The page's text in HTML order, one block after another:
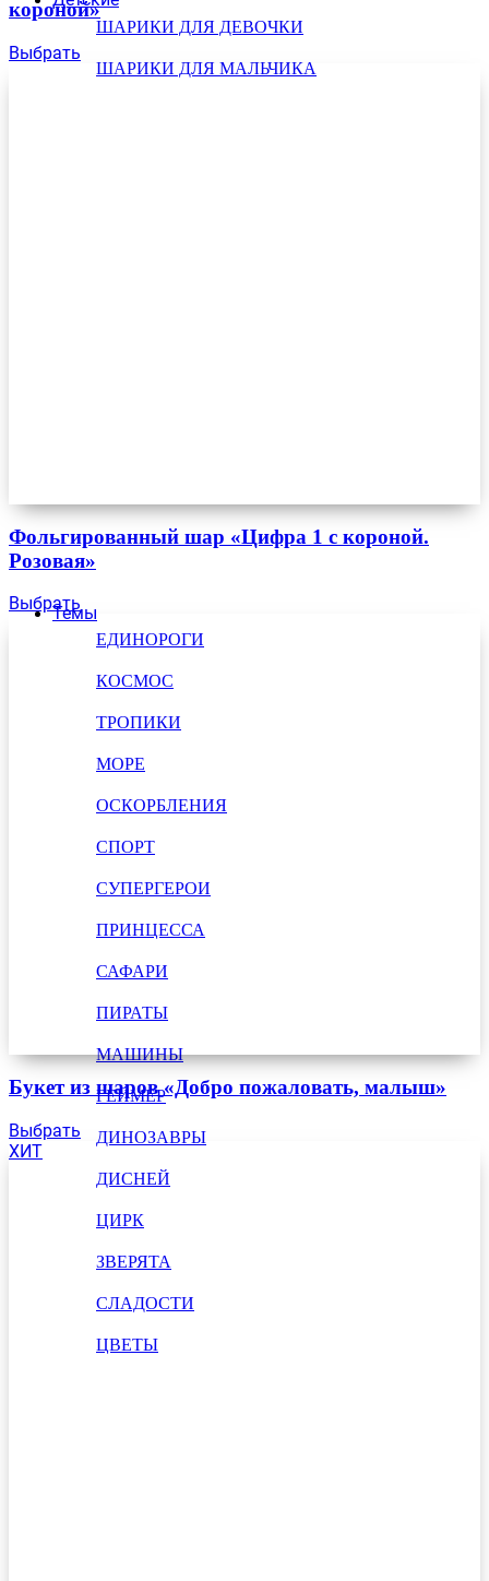
ШАРИКИ ДЛЯ ДЕВОЧКИ
ШАРИКИ ДЛЯ МАЛЬЧИКА
Темы
ЕДИНОРОГИ
КОСМОС
ТРОПИКИ
МОРЕ
ОСКОРБЛЕНИЯ
СПОРТ
СУПЕРГЕРОИ
ПРИНЦЕССА
САФАРИ
ПИРАТЫ
МАШИНЫ
ГЕЙМЕР
ДИНОЗАВРЫ
ДИСНЕЙ
ЦИРК
ЗВЕРЯТА
СЛАДОСТИ
ЦВЕТЫ
короной»
Выбрать
Фольгированный шар «Цифра 1 с короной.
Розовая»
Выбрать
Букет из шаров «Добро пожаловать, малыш»
Выбрать
ХИТ